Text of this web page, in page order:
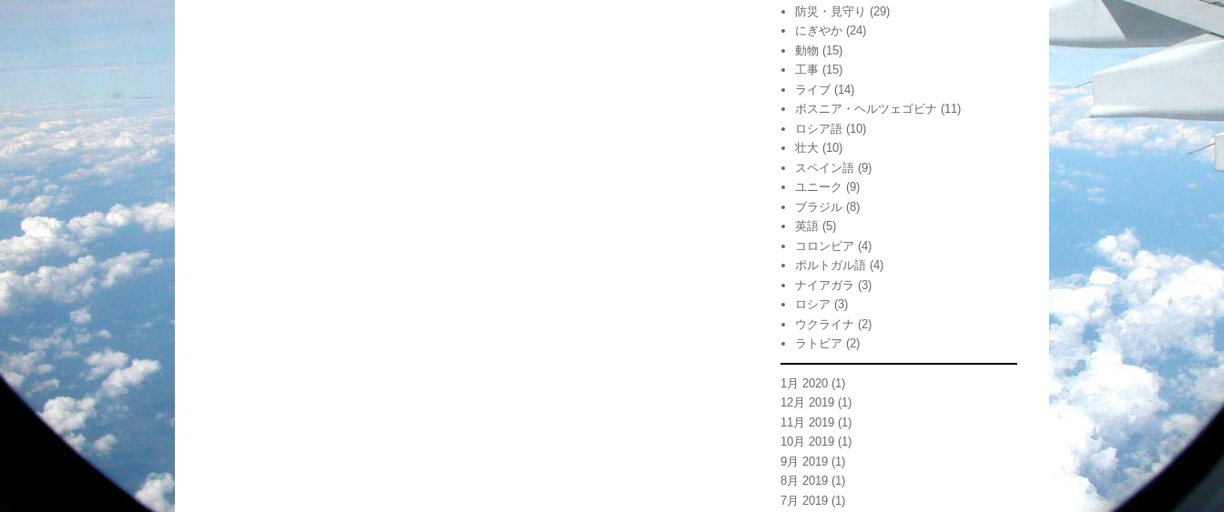
防災・見守り (29)
にぎやか (24)
動物 (15)
工事 (15)
ライブ (14)
ボスニア・ヘルツェゴビナ (11)
ロシア語 (10)
壮大 (10)
スペイン語 (9)
ユニーク (9)
ブラジル (8)
英語 (5)
コロンビア (4)
ポルトガル語 (4)
ナイアガラ (3)
ロシア (3)
ウクライナ (2)
ラトビア (2)
1月 2020 (1)
12月 2019 (1)
11月 2019 (1)
10月 2019 (1)
9月 2019 (1)
8月 2019 (1)
7月 2019 (1)